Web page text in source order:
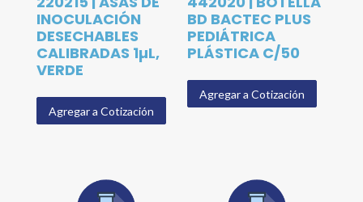
INOCULACIÓN
DESECHABLES
CALIBRADAS 1µL,
VERDE
Agregar a Cotización
BD BACTEC PLUS
PEDIÁTRICA
PLÁSTICA C/50
Agregar a Cotización